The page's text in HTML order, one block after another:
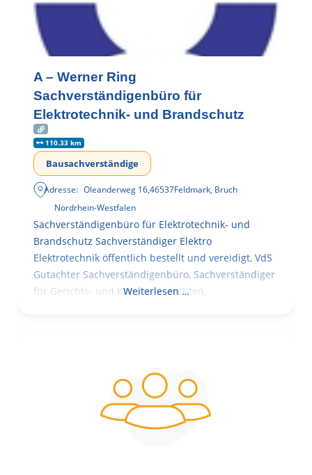
A – Werner Ring
Sachverständigenbüro für
Elektrotechnik- und Brandschutz
110.33 km
Bausachverständige
Adresse: Oleanderweg 16,46537Feldmark, Bruch
Nordrhein-Westfalen
Sachverständigenbüro für Elektrotechnik- und
Brandschutz Sachverständiger Elektro
Elektrotechnik öffentlich bestellt und vereidigt, VdS
Gutachter Sachverständigenbüro, Sachverständiger
für Gerichts- und Kammergutachten,
Weiterlesen …